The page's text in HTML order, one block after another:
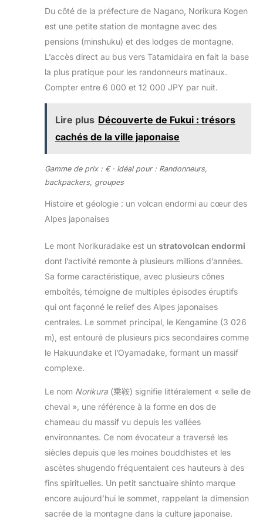
Du côté de la préfecture de Nagano, Norikura Kogen
est une petite station de montagne avec des
pensions (minshuku) et des lodges de montagne.
L’accès direct au bus vers Tatamidaira en fait la base
la plus pratique pour les randonneurs matinaux.
Compter entre 6 000 et 12 000 JPY par nuit.
Lire plus Découverte de Fukui : trésors
cachés de la ville japonaise
Gamme de prix : € · Idéal pour : Randonneurs,
backpackers, groupes
Histoire et géologie : un volcan endormi au cœur des
Alpes japonaises
Le mont Norikuradake est un stratovolcan endormi
dont l’activité remonte à plusieurs millions d’années.
Sa forme caractéristique, avec plusieurs cônes
emboîtés, témoigne de multiples épisodes éruptifs
qui ont façonné le relief des Alpes japonaises
centrales. Le sommet principal, le Kengamine (3 026
m), est entouré de plusieurs pics secondaires comme
le Hakuundake et l’Oyamadake, formant un massif
complexe.
Le nom Norikura (乗鞍) signifie littéralement « selle de
cheval », une référence à la forme en dos de
chameau du massif vu depuis les vallées
environnantes. Ce nom évocateur a traversé les
siècles depuis que les moines bouddhistes et les
ascètes shugendo fréquentaient ces hauteurs à des
fins spirituelles. Un petit sanctuaire shinto marque
encore aujourd’hui le sommet, rappelant la dimension
sacrée de la montagne dans la culture japonaise.